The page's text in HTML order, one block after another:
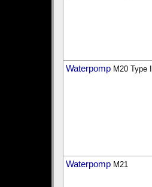
Waterpomp M20 Type
Waterpomp M21